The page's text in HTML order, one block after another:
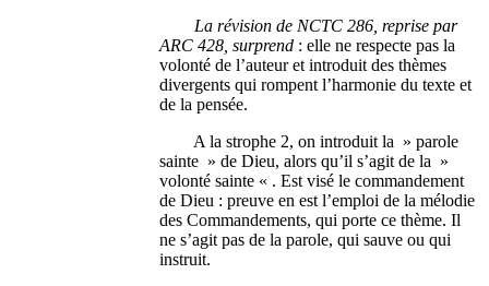
La révision de NCTC 286, reprise par
ARC 428, surprend : elle ne respecte pas la
volonté de l’auteur et introduit des thèmes
divergents qui rompent l’harmonie du texte et
de la pensée.
A la strophe 2, on introduit la » parole
sainte » de Dieu, alors qu’il s’agit de la »
volonté sainte « . Est visé le commandement
de Dieu : preuve en est l’emploi de la mélodie
des Commandements, qui porte ce thème. Il
ne s’agit pas de la parole, qui sauve ou qui
instruit.